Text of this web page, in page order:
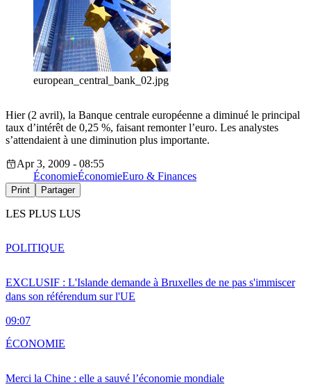
european_central_bank_02.jpg
Hier (2 avril), la Banque centrale européenne a diminué le principal
taux d’intérêt de 0,25 %, faisant remonter l’euro. Les analystes
s’attendaient à une diminution plus importante.
Apr 3, 2009 - 08:55
ÉconomieÉconomieEuro & Finances
Print Partager
LES PLUS LUS
EXCLUSIF : L'Islande demande à Bruxelles de ne pas s'immiscer
dans son référendum sur l'UE
09:07
POLITIQUE
Merci la Chine : elle a sauvé l’économie mondiale
ÉCONOMIE